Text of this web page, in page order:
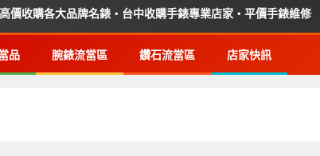
各大品牌名錶・台中收購手錶專業店家・平價手錶維修
品 腕錶流當區 鑽石流當區 店家快訊